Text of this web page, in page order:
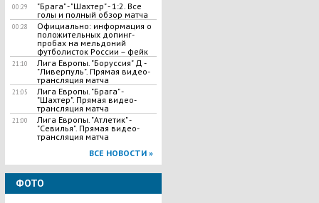
00:29
"Брага" - "Шахтер" - 1:2. Все
голы и полный обзор матча
00:28
Официально: информация о
положительных допинг-
пробах на мельдоний
футболисток России – фейк
21:10
Лига Европы. "Боруссия" Д -
"Ливерпуль". Прямая видео-
трансляция матча
21:05
Лига Европы. "Брага" -
"Шахтер". Прямая видео-
трансляция матча
21:00
Лига Европы. "Атлетик" -
"Севилья". Прямая видео-
трансляция матча
ВСЕ НОВОСТИ »
ФОТО